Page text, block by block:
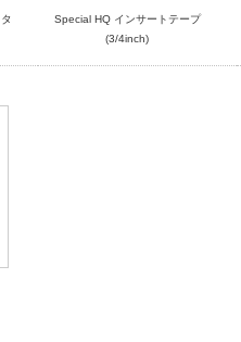
Special HQ インサートテープ
(3/4inch)